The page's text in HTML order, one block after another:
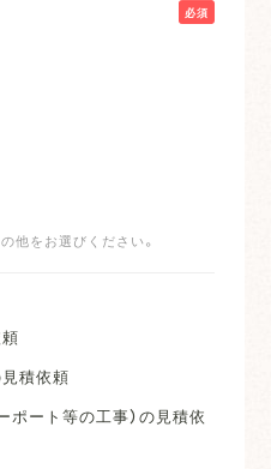
必須
他をお選びください。
積依頼
ポート等の工事）の見積依